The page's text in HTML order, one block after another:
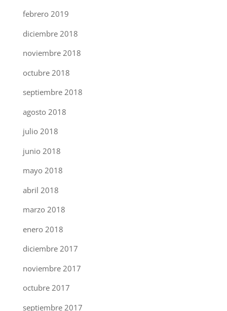
febrero 2019
diciembre 2018
noviembre 2018
octubre 2018
septiembre 2018
agosto 2018
julio 2018
junio 2018
mayo 2018
abril 2018
marzo 2018
enero 2018
diciembre 2017
noviembre 2017
octubre 2017
septiembre 2017